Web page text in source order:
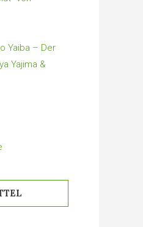
Yaiba – Der
Yajima &